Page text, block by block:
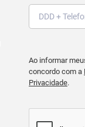
Ao informar
concordo com a
Privacidade.